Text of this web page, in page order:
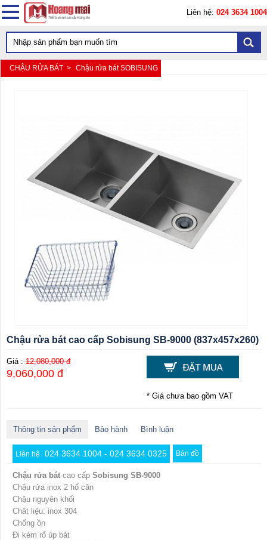
Liên hệ: 024 3634 1004
CHẬU RỬA BÁT > Chậu rửa bát SOBISUNG
Chậu rửa bát cao cấp Sobisung SB-9000 (837x457x260)
Giá : 12,080,000 đ
9,060,000 đ
* Giá chưa bao gồm VAT
Thông tin sản phẩm Bảo hành Bình luận
Liên hệ 024 3634 1004 - 024 3634 0325 Bản đồ
Chậu rửa bát cao cấp Sobisung SB-9000
Chậu rửa inox 2 hố cân
Chậu nguyên khối
Chât liệu: inox 304
Chống ồn
Đi kèm rổ úp bát